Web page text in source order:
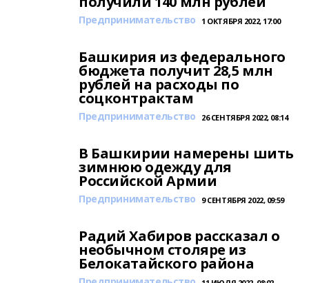
Предпринимательство 1 ОКТЯБРЯ 2022, 17:00
Башкирия из федерального
бюджета получит 28,5 млн
рублей на расходы по
соцконтрактам
Предпринимательство 26 СЕНТЯБРЯ 2022, 08:14
В Башкирии намерены шить
зимнюю одежду для
Российской Армии
Предпринимательство 9 СЕНТЯБРЯ 2022, 09:59
Радий Хабиров рассказал о
необычном столяре из
Белокатайского района